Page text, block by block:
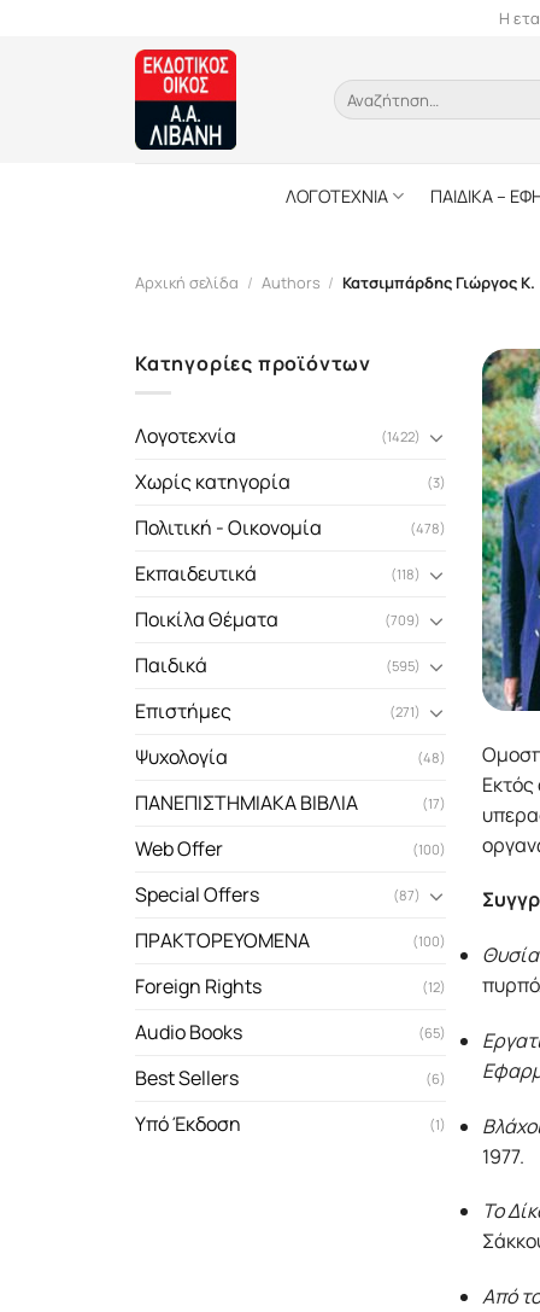
Η
Αναζήτηση
για:
ΛΟΓΟΤΕΧΝΙΑ ΠΑΙΔΙΚΑ –
Αρχική σελίδα / Authors / Κατσιμπάρδης Γιώργος Κ.
Κατηγορίες προϊόντων
Λογοτεχνία (1422)
Χωρίς κατηγορία (3)
Πολιτική - Οικονομία (478)
Εκπαιδευτικά (118)
Ποικίλα Θέματα (709)
Παιδικά (595)
Επιστήμες (271)
Ψυχολογία (48)
ΠΑΝΕΠΙΣΤΗΜΙΑΚΑ ΒΙΒΛΙΑ (17)
Web Offer (100)
Special Offers (87)
ΠΡΑΚΤΟΡΕΥΟΜΕΝΑ (100)
Foreign Rights (12)
Audio Books (65)
Best Sellers (6)
Υπό Έκδοση (1)
1977.
Το
Από